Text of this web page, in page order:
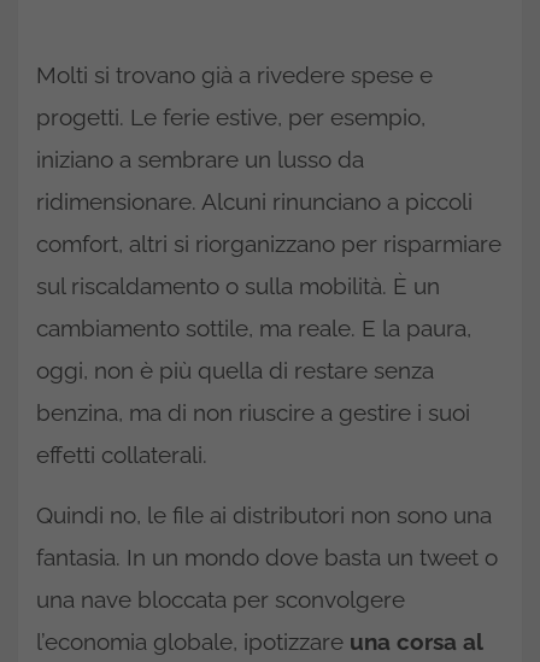
Molti si trovano già a rivedere spese e
progetti. Le ferie estive, per esempio,
iniziano a sembrare un lusso da
ridimensionare. Alcuni rinunciano a piccoli
comfort, altri si riorganizzano per risparmiare
sul riscaldamento o sulla mobilità. È un
cambiamento sottile, ma reale. E la paura,
oggi, non è più quella di restare senza
benzina, ma di non riuscire a gestire i suoi
effetti collaterali.
Quindi no, le file ai distributori non sono una
fantasia. In un mondo dove basta un tweet o
una nave bloccata per sconvolgere
l’economia globale, ipotizzare una corsa al